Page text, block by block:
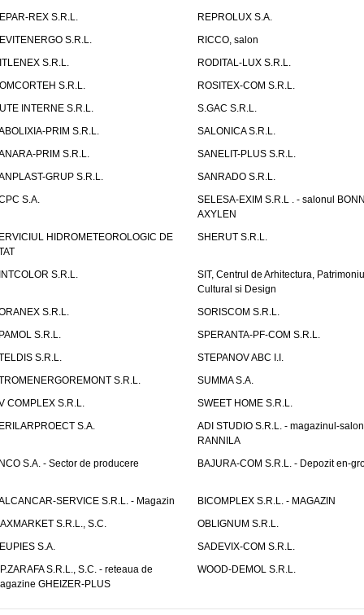
REX S.R.L.
REPROLUX S.A.
S.R.L.
RICCO, salon
S.R.L.
RODITAL-LUX S.R.L.
S.R.L.
ROSITEX-COM S.R.L.
INTERNE S.R.L.
S.GAC S.R.L.
PRIM S.R.L.
SALONICA S.R.L.
PRIM S.R.L.
SANELIT-PLUS S.R.L.
GRUP S.R.L.
SANRADO S.R.L.
S.A.
SELESA-EXIM S.R.L . - salonul
AXYLEN
HIDROMETEOROLOGIC DE
SHERUT S.R.L.
S.R.L.
SIT, Centrul de Arhitectura,
Cultural si Design
S.R.L.
SORISCOM S.R.L.
S.R.L.
SPERANTA-PF-COM S.R.L.
S.R.L.
STEPANOV ABC I.I.
S.R.L.
SUMMA S.A.
COMPLEX S.R.L.
SWEET HOME S.R.L.
S.A.
ADI STUDIO S.R.L. - magazinul-salon
RANNILA
S.A. - Sector de producere
BAJURA-COM S.R.L. - Depozit en-
SERVICE S.R.L. - Magazin
BICOMPLEX S.R.L. - MAGAZIN
S.R.L., S.C.
OBLIGNUM S.R.L.
S.A.
SADEVIX-COM S.R.L.
S.R.L., S.C. - reteaua de
GHEIZER-PLUS
WOOD-DEMOL S.R.L.